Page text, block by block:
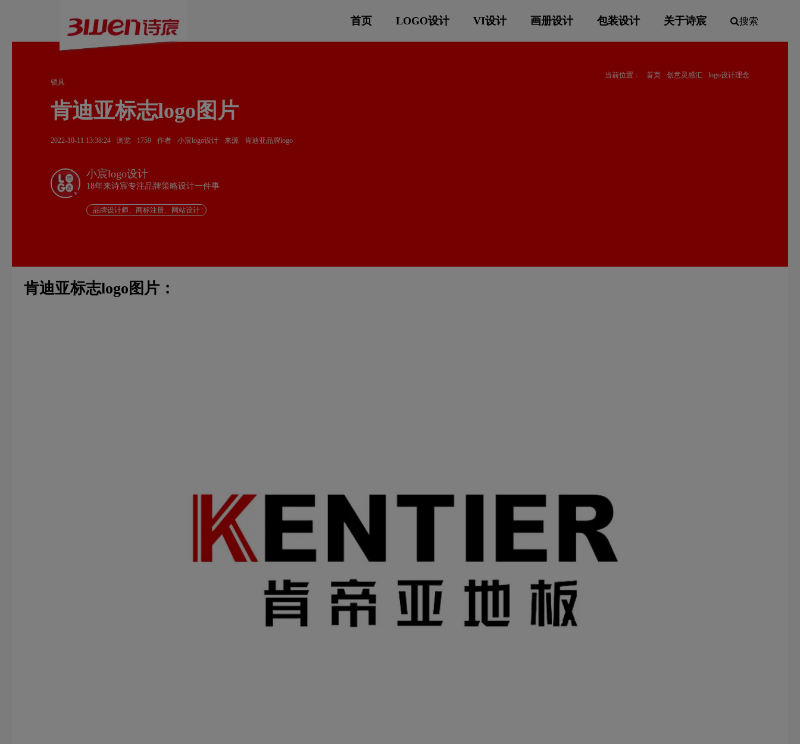
首页 LOGO设计 VI设计 画册设计 包装设计 关于诗宸 搜索
当前位置： 首页 创意灵感汇
logo设计理念
锁具
肯迪亚标志logo图片
2022-10-11 13:38:24 浏览 1759 作者 小宸logo设计 来源 肯迪亚品牌logo
v
小宸logo设计
18年来诗宸专注品牌策略设计一件事
品牌设计师、商标注册、网站设计
肯迪亚标志logo图片：